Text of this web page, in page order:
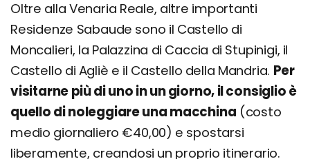
Oltre alla Venaria Reale, altre importanti
Residenze Sabaude sono il Castello di
Moncalieri, la Palazzina di Caccia di Stupinigi, il
Castello di Agliè e il Castello della Mandria. Per
visitarne più di uno in un giorno, il consiglio è
quello di noleggiare una macchina (costo
medio giornaliero €40,00) e spostarsi
liberamente, creandosi un proprio itinerario.